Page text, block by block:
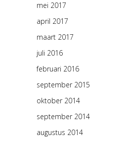
mei 2017
april 2017
maart 2017
juli 2016
februari 2016
september 2015
oktober 2014
september 2014
augustus 2014